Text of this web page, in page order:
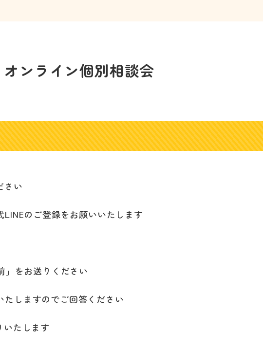
オンライン個別相談会
さい
LINEのご登録をお願いいたします
」をお送りください
たしますのでご回答ください
いたします